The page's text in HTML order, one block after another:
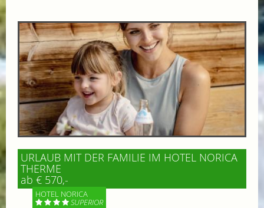
URLAUB MIT DER FAMILIE IM HOTEL NORICA
THERME
ab € 570,-
HOTEL NORICA
SUPERIOR